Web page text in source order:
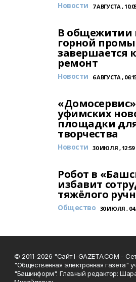
Новости 7 АВГУСТА ,
В общежитии
горной
завершается
ремонт
Новости 6 АВГУСТА ,
уфимских
площадки
творчества
Новости 30 ИЮЛЯ , 12:59
Робот в
избавит
тяжёлого
Общество 30 ИЮЛЯ ,
© 2011-2026 "Сайт I-GAZETA.COM -
"Общественная электронная газета"
"Башинформ". Главный редактор: